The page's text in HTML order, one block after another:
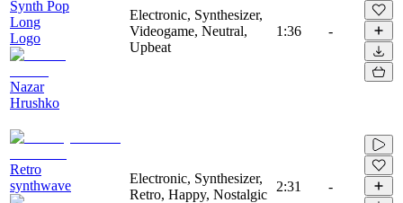
Synth Pop
Long
Logo
Nazar
Hrushko
Electronic, Synthesizer,
Videogame, Neutral,
Upbeat
1:36 -
Retro
synthwave
Electronic, Synthesizer,
Retro, Happy, Nostalgic
2:31 -